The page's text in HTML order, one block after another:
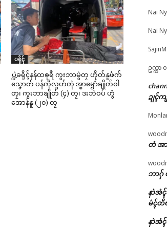
ကွးဘာတန်မူလ ဘာကော
န်ဂကူမန် ဒးသွဟ်
Placement Test ဂှ် ဂွိၚ်
ဖေက်ဒှ်ခက်ခုဲ
June 9, 2026
In "ပရိုၚ်"
ဘာကောန်ဂကူမန်ဂမၠိုၚ် ဂိ
တုမေ (၂၅) ဏံ စဒုၚ်တဲပ
အပ်ဘာရောၚ်
May 21, 2026
In "ပရိုၚ်"
ပရိုၚ်
ပ္ဍဲခရိုၚ်နန်ထၜုရဳ ကွးဘာမွဲတၠ ဟိုတ်နူဖံက်
သၞောတ် ပန်ကဵုလွဟ်တုဲ အ္စာၝောံချိုတ်ၜါ
တၠ၊ ကွးဘာချိုတ် (၄) တၠ၊ ဒးဘဲဝပ် ဟွံ
အောန်နူ (၂၀) တၠ
Nai
Nai
ဥက္ကာ
ဍုၚ်က
တံ အ
ဘာဂှ်
နာဲအံ
မံၚ်တိ
နာဲအံ